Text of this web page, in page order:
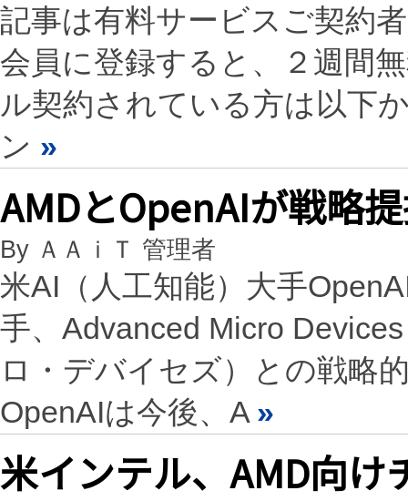
記事は有料サービスご契約
会員に登録すると、２週間
ル契約されている方は以下
ン »
AMDとOpenAIが戦略
By ＡＡｉＴ 管理者
米AI（人工知能）大手
手、Advanced Micro
ロ・デバイセズ）との戦略
OpenAIは今後、A »
米インテル、AMD向